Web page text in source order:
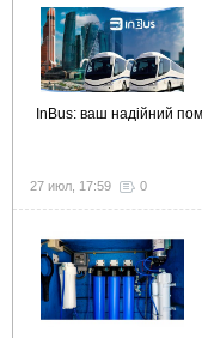
InBus: ваш надійний
27 июл, 17:59 0